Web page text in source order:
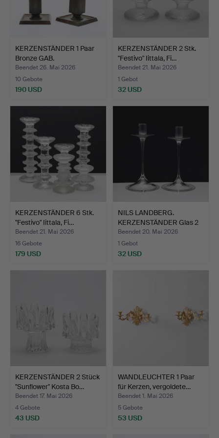
KERZENSTÄNDER 1 Paar
Bronze GAB.
Beendet 26. Mai 2026
10 Gebote
190 USD
KERZENSTÄNDER 2 Stk.
"Festivo" Iittala, Fi…
Beendet 21. Mai 2026
1 Gebot
32 USD
KERZENSTÄNDER 6 Stk.
"Festivo" Iittala, Fi…
Beendet 21. Mai 2026
16 Gebote
179 USD
NILS LANDBERG.
KERZENSTÄNDER Glas 2
Stk. "…
Beendet 20. Mai 2026
1 Gebot
32 USD
KERZENSTÄNDER 2 Stück
"Sunflower" Kosta Bo…
Beendet 17. Mai 2026
4 Gebote
43 USD
WANDLEUCHTER 1 Paar
für Kerzen, vergoldete…
Beendet 1. Mai 2026
5 Gebote
53 USD